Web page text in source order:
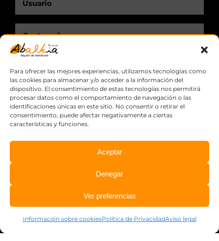
Para ofrecer las mejores experiencias, utilizamos tecnologías como
las cookies para almacenar y/o acceder a la información del
dispositivo. El consentimiento de estas tecnologías nos permitirá
procesar datos como el comportamiento de navegación o las
identificaciones únicas en este sitio. No consentir o retirar el
consentimiento, puede afectar negativamente a ciertas
características y funciones.
Aceptar
Denegar
Ver preferencias
Información sobre cookiesPolítica de PrivacidadAviso legal
Información sobre cookies
qualitystudio